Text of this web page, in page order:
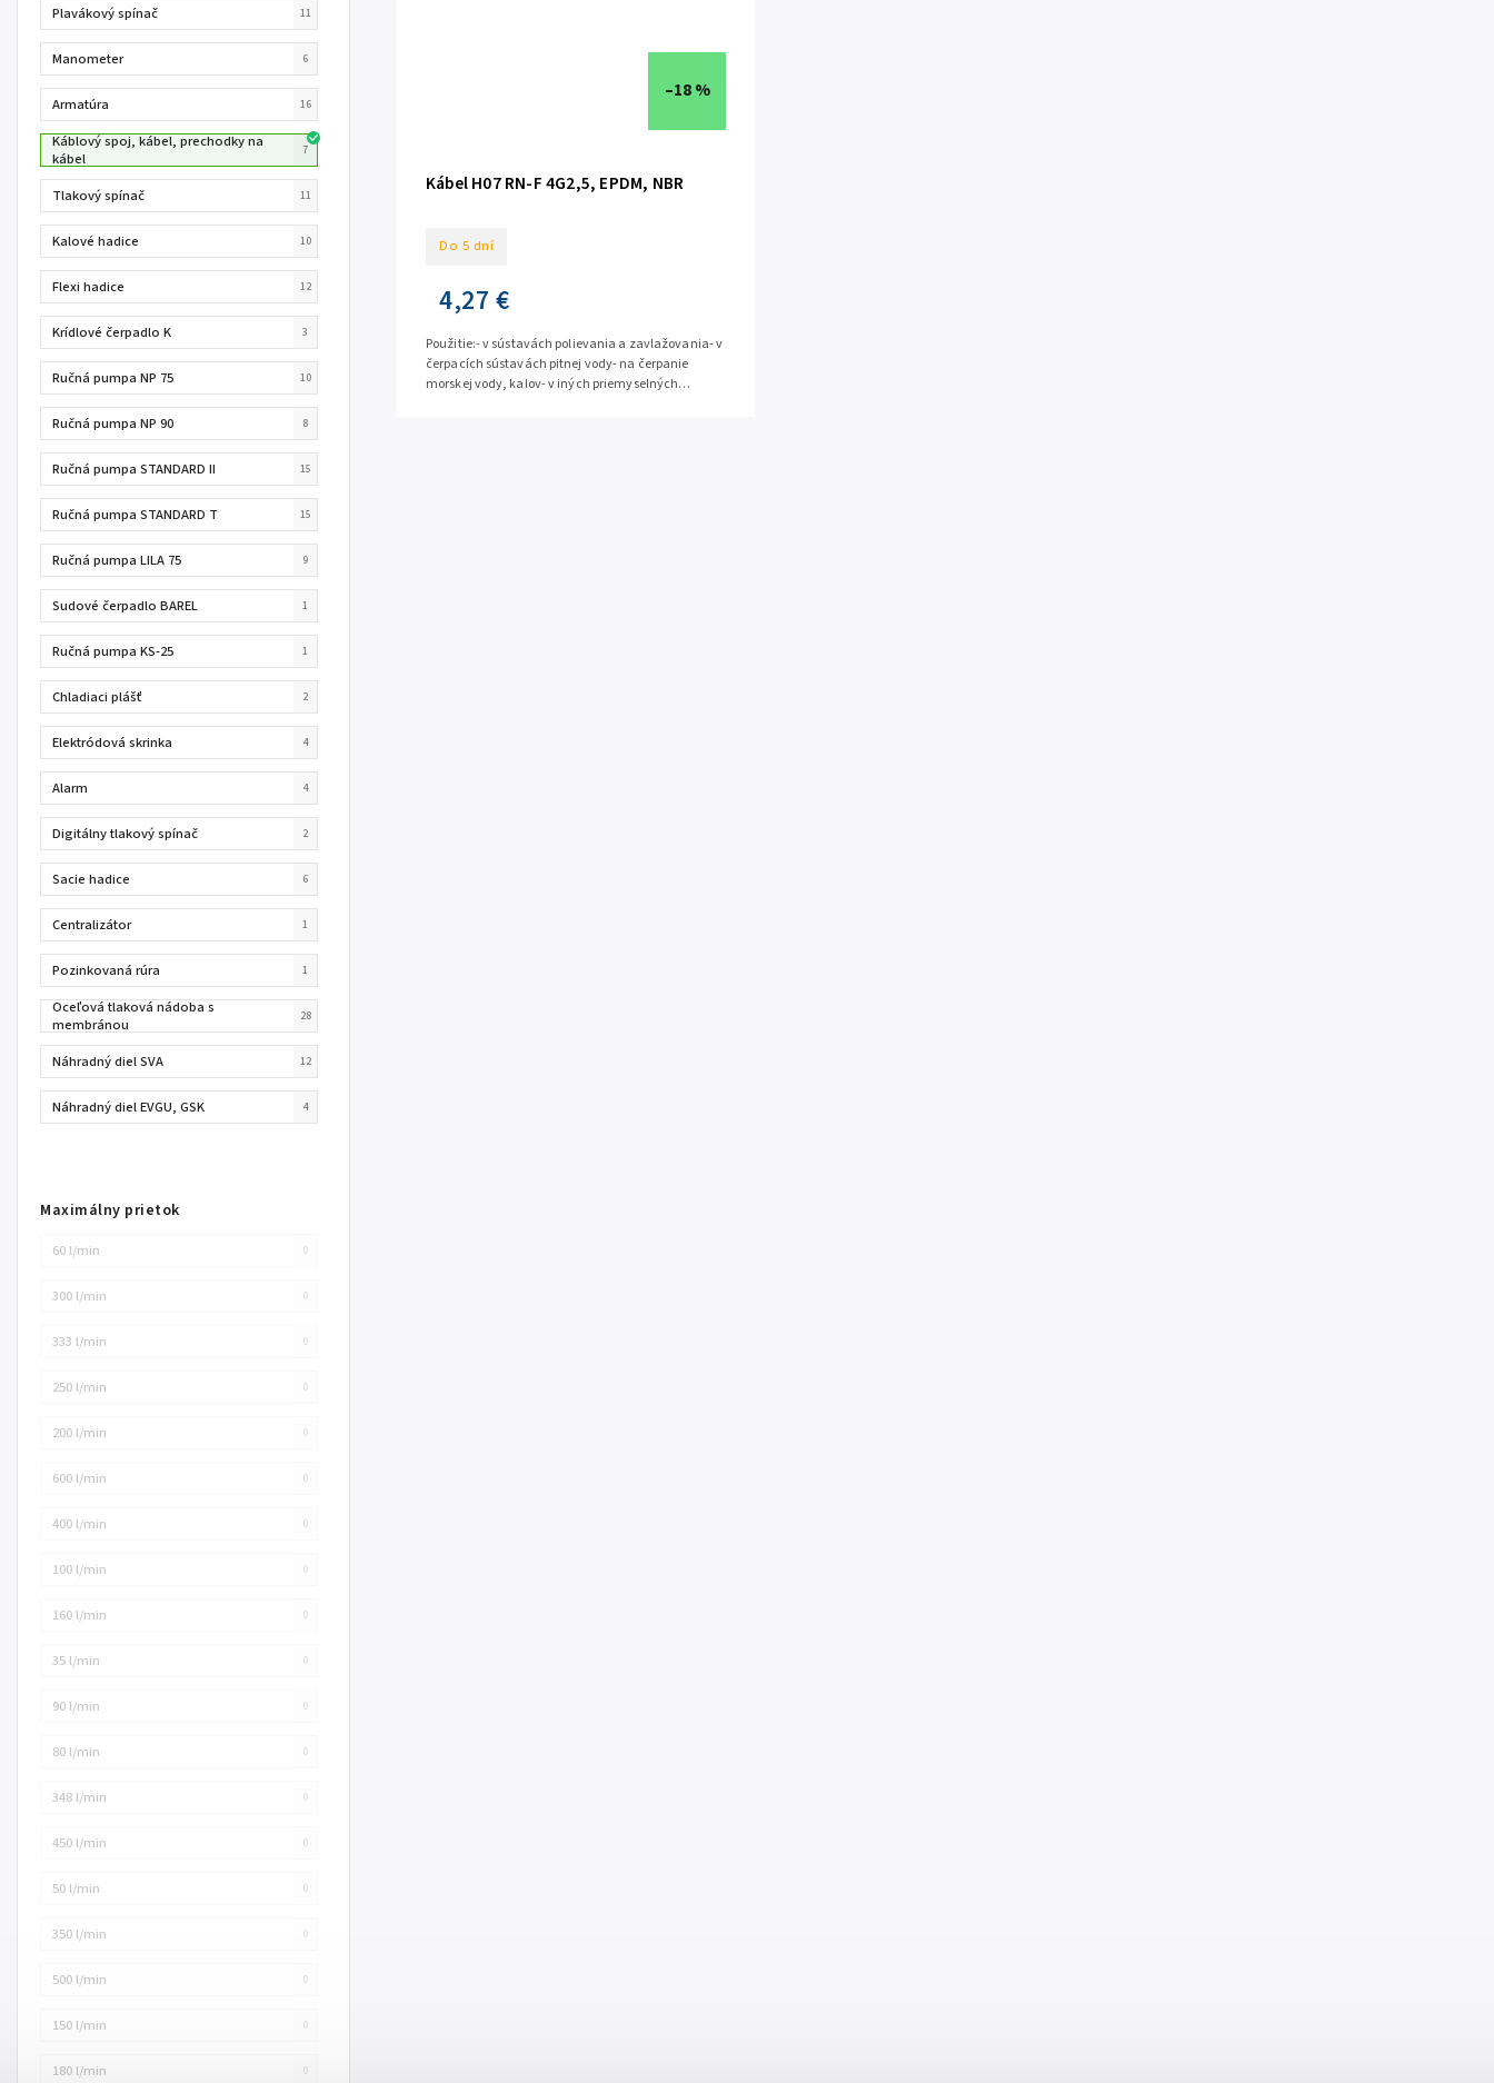
Plavákový spínač 11
Manometer 6
Armatúra 16
Káblový spoj, kábel, prechodky na
kábel
7
Tlakový spínač 11
Kalové hadice 10
Flexi hadice 12
Krídlové čerpadlo K 3
Ručná pumpa NP 75 10
Ručná pumpa NP 90 8
Ručná pumpa STANDARD II 15
Ručná pumpa STANDARD T 15
Ručná pumpa LILA 75 9
Sudové čerpadlo BAREL 1
Ručná pumpa KS-25 1
Chladiaci plášť 2
Elektródová skrinka 4
Alarm 4
Digitálny tlakový spínač 2
Sacie hadice 6
Centralizátor 1
Pozinkovaná rúra 1
Oceľová tlaková nádoba s
membránou
28
Náhradný diel SVA 12
Náhradný diel EVGU, GSK 4
Maximálny prietok
60 l/min 0
300 l/min 0
333 l/min 0
250 l/min 0
200 l/min 0
600 l/min 0
400 l/min 0
100 l/min 0
160 l/min 0
35 l/min 0
90 l/min 0
80 l/min 0
348 l/min 0
450 l/min 0
50 l/min 0
350 l/min 0
500 l/min 0
150 l/min 0
180 l/min 0
–18 %
Kábel H07 RN-F 4G2,5, EPDM, NBR
Do 5 dní
4,27 €
Použitie:- v sústavách polievania a zavlažovania- v
čerpacích sústavách pitnej vody- na čerpanie
morskej vody, kalov- v iných priemyselných